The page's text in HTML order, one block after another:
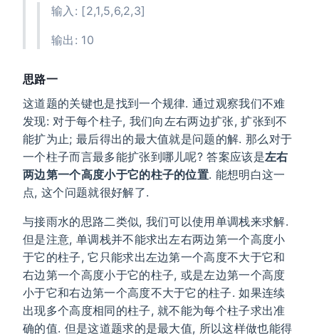
输入: [2,1,5,6,2,3]
输出: 10
思路一
这道题的关键也是找到一个规律. 通过观察我们不难
发现: 对于每个柱子, 我们向左右两边扩张, 扩张到不
能扩为止; 最后得出的最大值就是问题的解. 那么对于
一个柱子而言最多能扩张到哪儿呢? 答案应该是左右
两边第一个高度小于它的柱子的位置. 能想明白这一
点, 这个问题就很好解了.
与接雨水的思路二类似, 我们可以使用单调栈来求解.
但是注意, 单调栈并不能求出左右两边第一个高度小
于它的柱子, 它只能求出左边第一个高度不大于它和
右边第一个高度小于它的柱子, 或是左边第一个高度
小于它和右边第一个高度不大于它的柱子. 如果连续
出现多个高度相同的柱子, 就不能为每个柱子求出准
确的值. 但是这道题求的是最大值, 所以这样做也能得